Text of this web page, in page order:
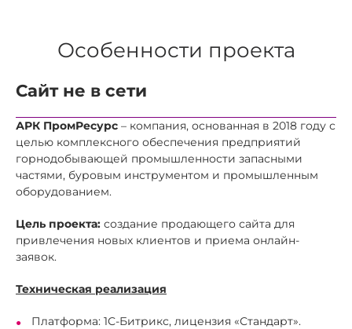
Особенности проекта
Сайт не в сети
АРК ПромРесурс – компания, основанная в 2018 году с
целью комплексного обеспечения предприятий
горнодобывающей промышленности запасными
частями, буровым инструментом и промышленным
оборудованием.
Цель проекта: создание продающего сайта для
привлечения новых клиентов и приема онлайн-
заявок.
Техническая реализация
Платформа: 1С-Битрикс, лицензия «Стандарт».